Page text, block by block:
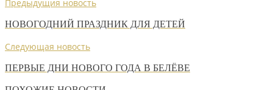
Предыдущия новость
НОВОГОДНИЙ ПРАЗДНИК ДЛЯ ДЕТЕЙ
Следующая новость
ПЕРВЫЕ ДНИ НОВОГО ГОДА В БЕЛЁВЕ